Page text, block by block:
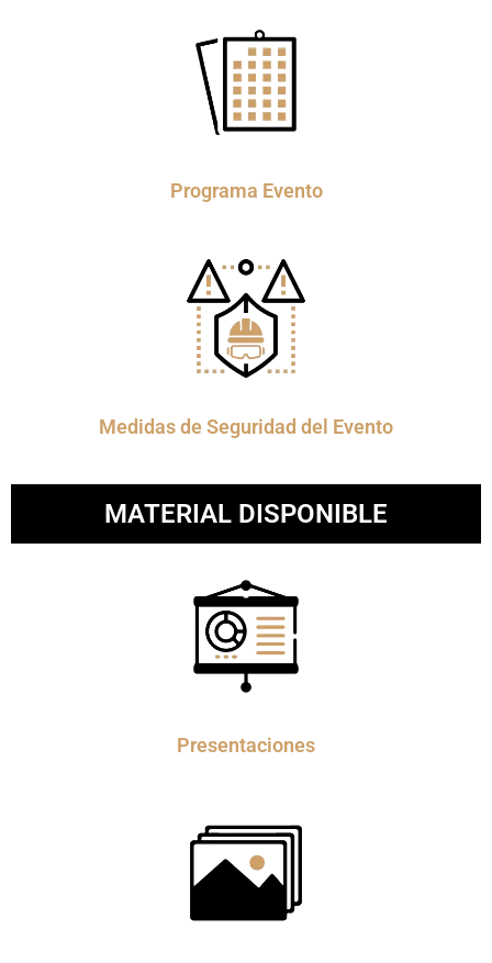
Programa Evento
Medidas de Seguridad del Evento
MATERIAL DISPONIBLE
Presentaciones